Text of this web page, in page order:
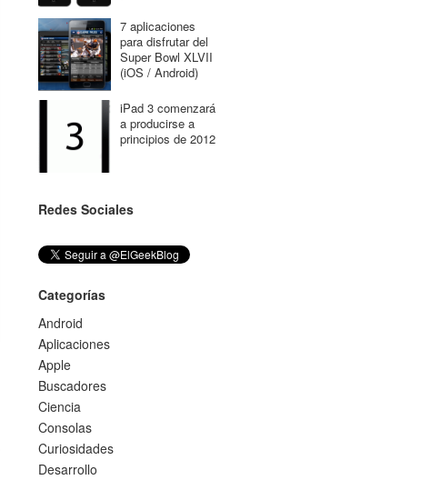
7 aplicaciones
para disfrutar del
Super Bowl XLVII
(iOS / Android)
iPad 3 comenzará
a producirse a
principios de 2012
Redes Sociales
Categorías
Android
Aplicaciones
Apple
Buscadores
Ciencia
Consolas
Curiosidades
Desarrollo